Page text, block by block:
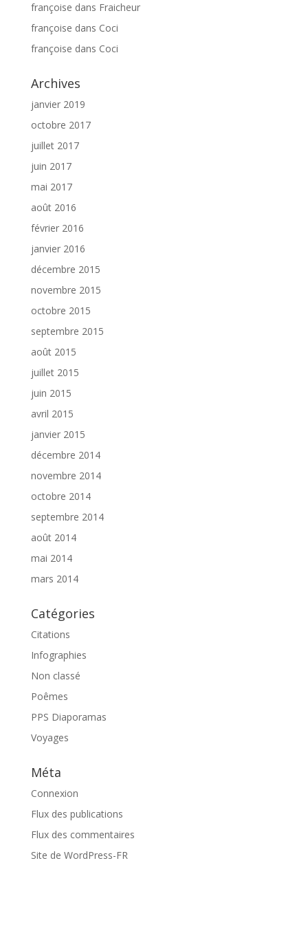
françoise dans Fraicheur
françoise dans Coci
françoise dans Coci
Archives
janvier 2019
octobre 2017
juillet 2017
juin 2017
mai 2017
août 2016
février 2016
janvier 2016
décembre 2015
novembre 2015
octobre 2015
septembre 2015
août 2015
juillet 2015
juin 2015
avril 2015
janvier 2015
décembre 2014
novembre 2014
octobre 2014
septembre 2014
août 2014
mai 2014
mars 2014
Catégories
Citations
Infographies
Non classé
Poêmes
PPS Diaporamas
Voyages
Méta
Connexion
Flux des publications
Flux des commentaires
Site de WordPress-FR